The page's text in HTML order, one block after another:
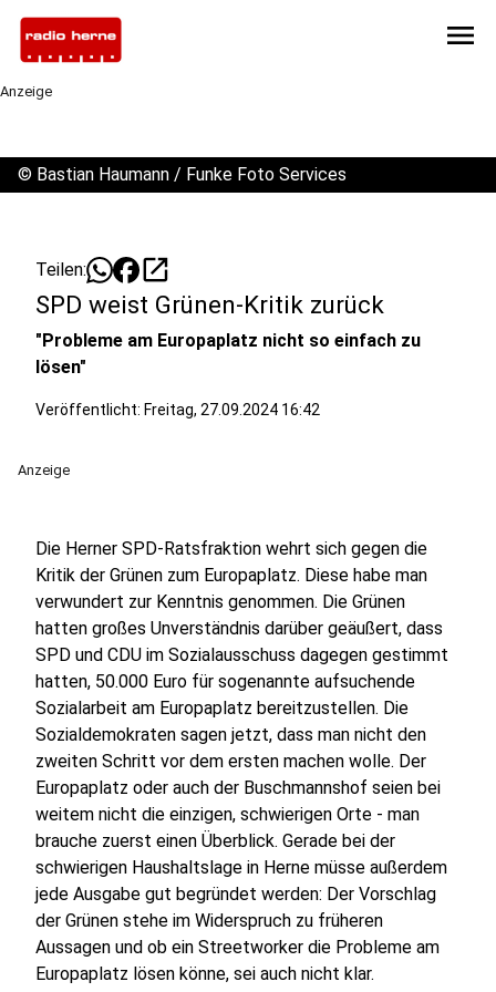
menu
Anzeige
© Bastian Haumann / Funke Foto Services
Teilen: open_in_new
SPD weist Grünen-Kritik zurück
"Probleme am Europaplatz nicht so einfach zu
lösen"
Veröffentlicht: Freitag, 27.09.2024 16:42
Anzeige
Die Herner SPD-Ratsfraktion wehrt sich gegen die
Kritik der Grünen zum Europaplatz. Diese habe man
verwundert zur Kenntnis genommen. Die Grünen
hatten großes Unverständnis darüber geäußert, dass
SPD und CDU im Sozialausschuss dagegen gestimmt
hatten, 50.000 Euro für sogenannte aufsuchende
Sozialarbeit am Europaplatz bereitzustellen. Die
Sozialdemokraten sagen jetzt, dass man nicht den
zweiten Schritt vor dem ersten machen wolle. Der
Europaplatz oder auch der Buschmannshof seien bei
weitem nicht die einzigen, schwierigen Orte - man
brauche zuerst einen Überblick. Gerade bei der
schwierigen Haushaltslage in Herne müsse außerdem
jede Ausgabe gut begründet werden: Der Vorschlag
der Grünen stehe im Widerspruch zu früheren
Aussagen und ob ein Streetworker die Probleme am
Europaplatz lösen könne, sei auch nicht klar.